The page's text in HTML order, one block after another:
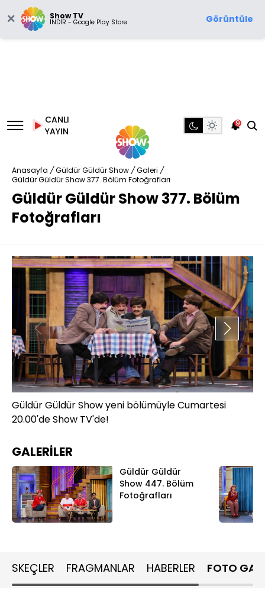
Show TV
İNDİR - Google Play Store Görüntüle
CANLI
YAYIN
9
Anasayfa / Güldür Güldür Show / Galeri /
Güldür Güldür Show 377. Bölüm Fotoğrafları
Güldür Güldür Show 377. Bölüm
Fotoğrafları
Güldür Güldür Show yeni bölümüyle Cumartesi
20.00'de Show TV'de!
GALERİLER
Güldür Güldür
Show 447. Bölüm
Fotoğrafları
SKEÇLER FRAGMANLAR HABERLER FOTO